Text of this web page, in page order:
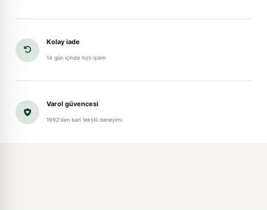
Kolay iade
14 gün içinde hızlı işlem
Varol güvencesi
1992'den beri tekstil deneyimi